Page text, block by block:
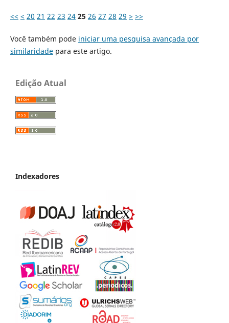
<< < 20 21 22 23 24 25 26 27 28 29 > >>
Você também pode iniciar uma pesquisa avançada por
similaridadepara este artigo.
Edição Atual
Indexadores